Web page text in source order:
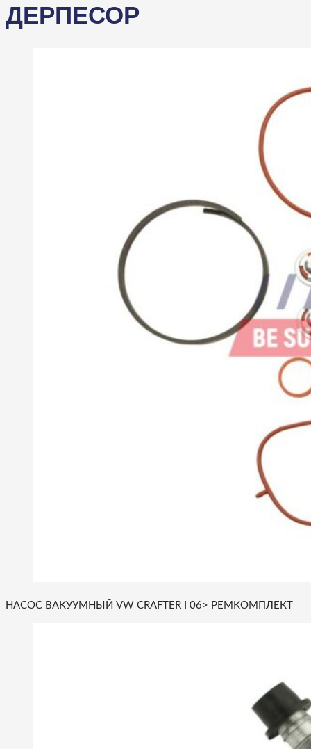
ДЕРПЕСОР
НАСОС ВАКУУМНЫЙ VW CRAFTER I 06> РЕМКОМПЛЕКТ